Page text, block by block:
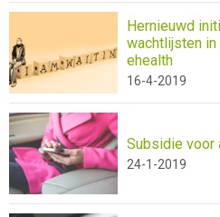
Hernieuwd
wachtlijsten
ehealth
16-4-2019
Subsidie voor
24-1-2019